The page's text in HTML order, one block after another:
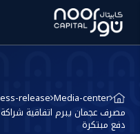
Media-center
release
مصرف عجمان يبرم اتفاقية
دفع مبتكرة